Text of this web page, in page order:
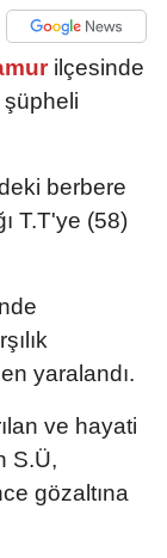
ilçesinde
şüpheli
berbere
T.T'ye (58)
yaralandı.
ve hayati
S.Ü,
gözaltına